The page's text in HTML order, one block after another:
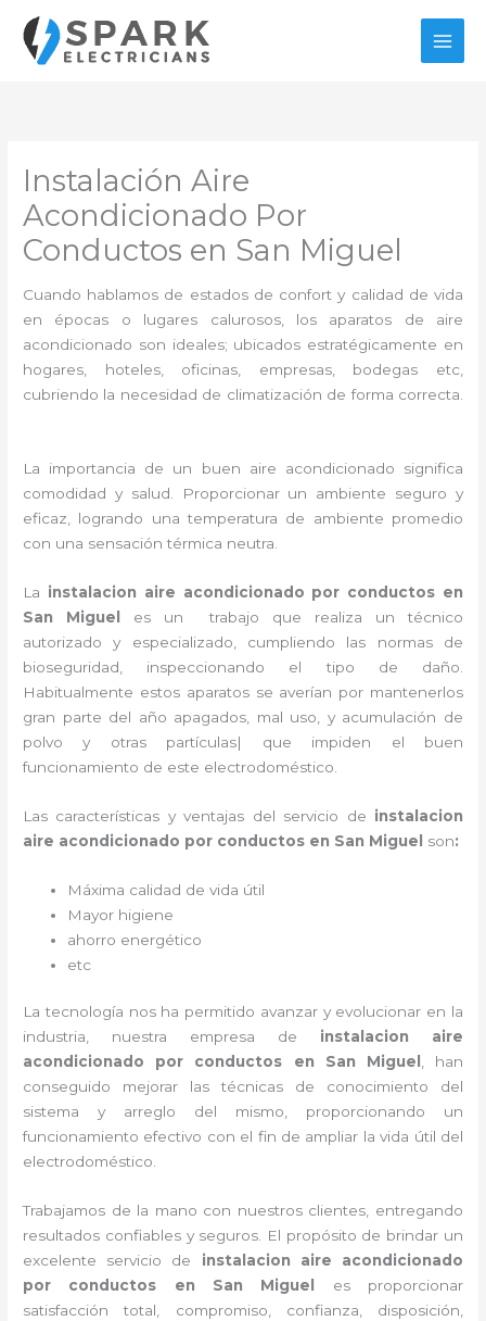
contenido
Instalación Aire
Acondicionado Por
Conductos en San Miguel
Cuando hablamos de estados de confort y calidad de vida
en épocas o lugares calurosos, los aparatos de aire
acondicionado son ideales; ubicados estratégicamente en
hogares, hoteles, oficinas, empresas, bodegas etc,
cubriendo la necesidad de climatización de forma correcta.
La importancia de un buen aire acondicionado significa
comodidad y salud. Proporcionar un ambiente seguro y
eficaz, logrando una temperatura de ambiente promedio
con una sensación térmica neutra.
La instalacion aire acondicionado por conductos en
San Miguel
es un
trabajo que realiza un técnico
autorizado y especializado, cumpliendo las normas de
bioseguridad, inspeccionando el tipo de daño.
Habitualmente estos aparatos se averían por mantenerlos
gran parte del año apagados, mal uso, y acumulación de
polvo y otras partículas| que impiden el buen
funcionamiento de este electrodoméstico.
Las características y ventajas del servicio de instalacion
aire acondicionado por conductos en San Miguel son:
Máxima calidad de vida útil
Mayor higiene
ahorro energético
etc
La tecnología nos ha permitido avanzar y evolucionar en la
industria, nuestra empresa de instalacion aire
acondicionado por conductos en San Miguel , han
conseguido mejorar las técnicas de conocimiento del
sistema y arreglo del mismo, proporcionando un
funcionamiento efectivo con el fin de ampliar la vida útil del
electrodoméstico.
Trabajamos de la mano con nuestros clientes, entregando
resultados confiables y seguros. El propósito de brindar un
excelente servicio de instalacion aire acondicionado
por conductos en San Miguel
es proporcionar
satisfacción total, compromiso, confianza, disposición,